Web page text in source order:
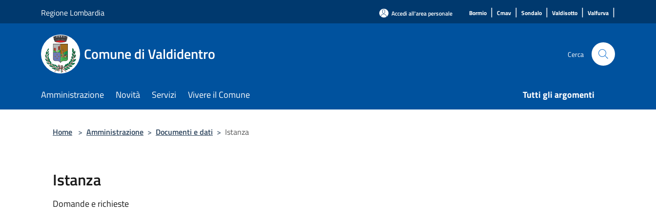
Regione Lombardia Accedi all'area personale Bormio | Cmav | Sondalo | Valdisotto | Valfurva |
Comune di Valdidentro Cerca
Amministrazione Novità Servizi Vivere il Comune Tutti gli argomenti
Home > Amministrazione > Documenti e dati > Istanza
Istanza
Domande e richieste